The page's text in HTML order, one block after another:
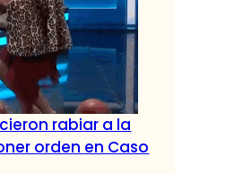
rabiar a la
orden en Caso